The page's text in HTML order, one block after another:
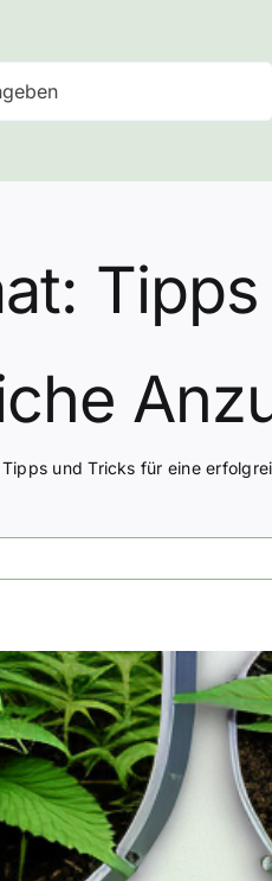
und Tricks für eine